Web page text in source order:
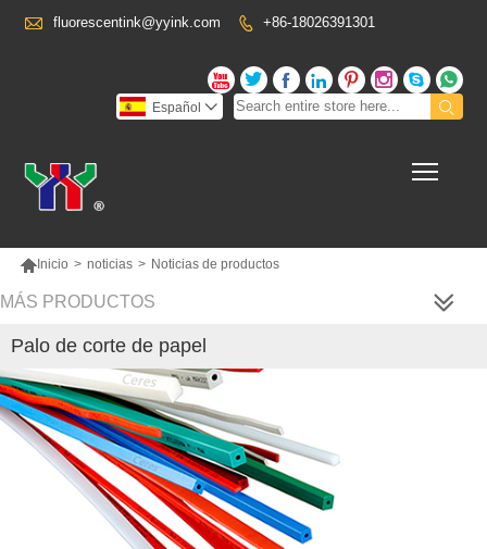
 fluorescentink@yyink.com  +86-18026391301
      


Español 
Inicio > noticias > Noticias de productos
MÁS PRODUCTOS
Palo de corte de papel